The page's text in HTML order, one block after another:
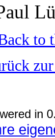
to
in